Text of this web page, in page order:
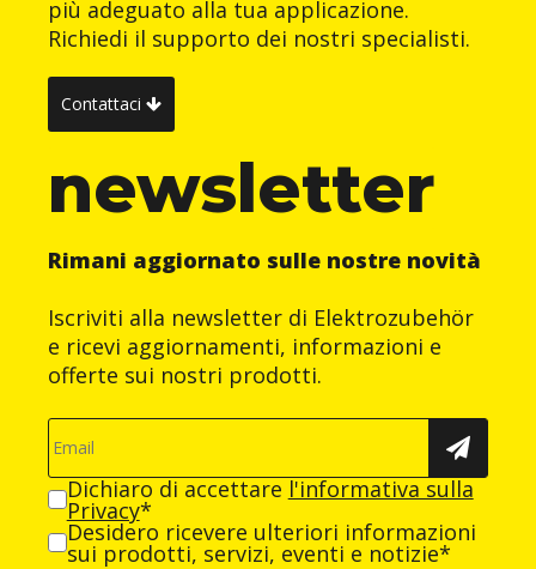
più adeguato alla tua applicazione.
Richiedi il supporto dei nostri specialisti.
Contattaci
newsletter
Rimani aggiornato sulle nostre novità
Iscriviti alla newsletter di Elektrozubehör
e ricevi aggiornamenti, informazioni e
offerte sui nostri prodotti.
Dichiaro di accettare l'informativa sulla
Privacy*
Desidero ricevere ulteriori informazioni
sui prodotti, servizi, eventi e notizie*